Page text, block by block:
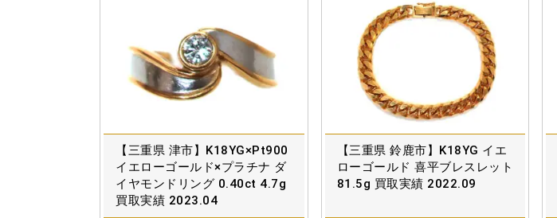
【三重県 津市】K18YG×Pt900
イエローゴールド×プラチナ ダ
イヤモンドリング 0.40ct 4.7g
買取実績 2023.04
【三重県 鈴鹿市】K18YG イエ
ローゴールド 喜平ブレスレット
81.5g 買取実績 2022.09